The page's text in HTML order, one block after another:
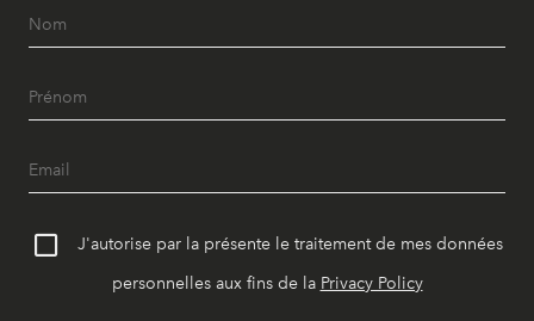
J'autorise par la présente le traitement de mes données
personnelles aux fins de la Privacy Policy